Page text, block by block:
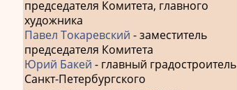
председателя Комитета, главного
художника
Павел Токаревский - заместитель
председателя Комитета
Юрий Бакей - главный градостроитель
Санкт-Петербургского